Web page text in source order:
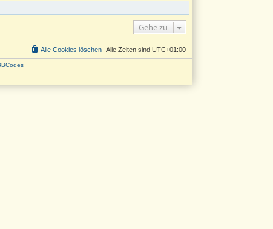
Gehe zu
Alle Zeiten sind UTC+01:00
Alle Cookies löschen